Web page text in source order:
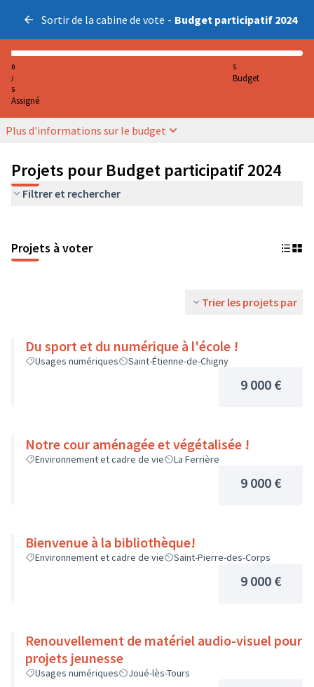
Sortir de la cabine de vote - Budget participatif 2024
0
/
5
Assigné
5
Budget
Plus d'informations sur le budget
Projets pour Budget participatif 2024
Filtrer et rechercher
Projets à voter
Trier les projets par
Du sport et du numérique à l'école !
Usages numériques Saint-Étienne-de-Chigny
9 000 €
Notre cour aménagée et végétalisée !
Environnement et cadre de vie La Ferrière
9 000 €
Bienvenue à la bibliothèque!
Environnement et cadre de vie Saint-Pierre-des-Corps
9 000 €
Renouvellement de matériel audio-visuel pour
projets jeunesse
Usages numériques Joué-lès-Tours